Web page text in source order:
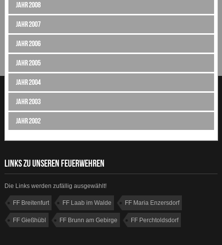
Jahr 2008
Jahr 2007
Jahr 2006
Jahr 2005
Jahr 2004
Jahr 2003
Jahr 2002
LINKS ZU UNSEREN FEUERWEHREN
Die Links werden zufällig ausgewählt!
FF Breitenfurt FF Laab im Walde FF Maria Enzersdorf
FF Gießhübl FF Brunn am Gebirge FF Perchtoldsdorf